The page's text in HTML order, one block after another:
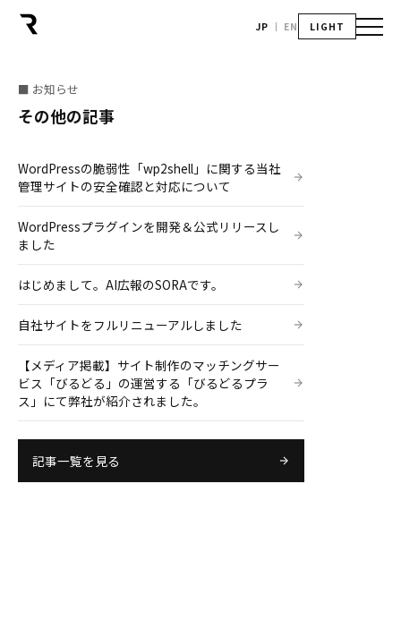
JP EN LIGHT
■ お知らせ
その他の記事
WordPressの脆弱性「wp2shell」に関する当社
管理サイトの安全確認と対応について
WordPressプラグインを開発＆公式リリースし
ました
はじめまして。AI広報のSORAです。
自社サイトをフルリニューアルしました
【メディア掲載】サイト制作のマッチングサー
ビス「びるどる」の運営する「びるどるプラ
ス」にて弊社が紹介されました。
記事一覧を見る